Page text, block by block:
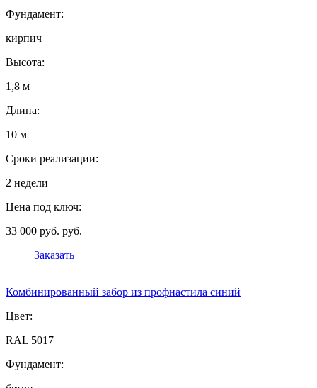
Фундамент:
кирпич
Высота:
1,8 м
Длина:
10 м
Сроки реализации:
2 недели
Цена под ключ:
33 000 руб. руб.
Заказать
Комбинированный забор из профнастила синий
Цвет:
RAL 5017
Фундамент: